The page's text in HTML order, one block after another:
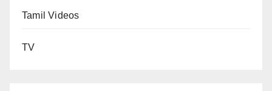
Tamil Videos
TV